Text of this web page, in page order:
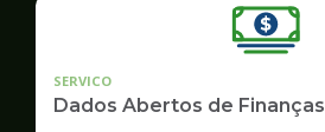
SERVICO
Dados Abertos de Finanças